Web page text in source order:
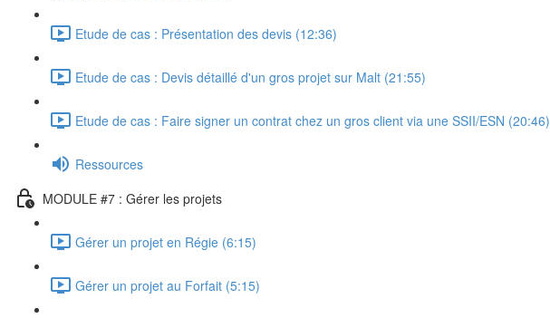
Etude de cas : Présentation des devis (12:36)
Etude de cas : Devis détaillé d'un gros projet sur Malt (21:55)
Etude de cas : Faire signer un contrat chez un gros client via une SSII/ESN (20:46)
Ressources
MODULE #7 : Gérer les projets
Gérer un projet en Régie (6:15)
Gérer un projet au Forfait (5:15)